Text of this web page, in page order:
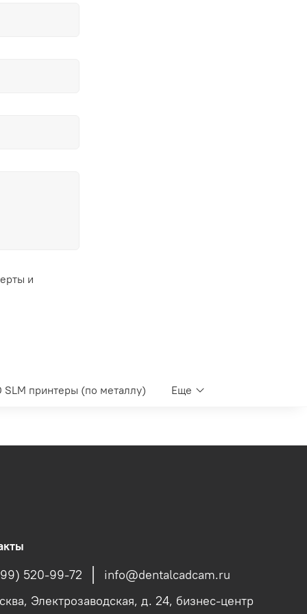
и
SLM принтеры (по металлу) Еще
520-99-72
info@dentalcadcam.ru
Электрозаводская, д. 24, бизнес-центр